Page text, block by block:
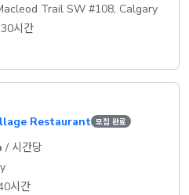
Trail SW #108, Calgary
시간
Restaurant 모집 완료
/ 시간당
시간